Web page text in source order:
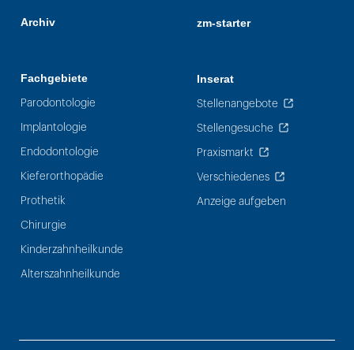
Archiv
Fachgebiete
Parodontologie
Implantologie
Endodontologie
Kieferorthopädie
Prothetik
Chirurgie
Kinderzahnheilkunde
Alterszahnheilkunde
zm-starter
Inserat
Stellenangebote
Stellengesuche
Praxismarkt
Verschiedenes
Anzeige aufgeben